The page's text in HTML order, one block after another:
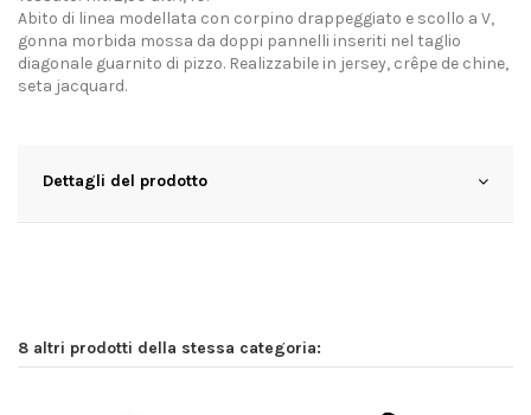
Abito di linea modellata con corpino drappeggiato e scollo a V,
gonna morbida mossa da doppi pannelli inseriti nel taglio
diagonale guarnito di pizzo. Realizzabile in jersey, crêpe de chine,
seta jacquard.
Dettagli del prodotto
8 altri prodotti della stessa categoria: